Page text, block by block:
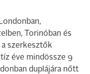
Torinóban és
szerkesztők
éve mindössze 9
duplájára nőtt